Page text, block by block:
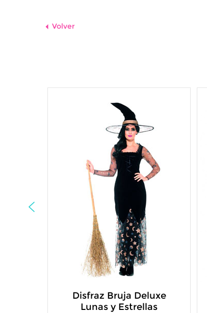
Volver
Disfraz Bruja Deluxe
Lunas y Estrellas